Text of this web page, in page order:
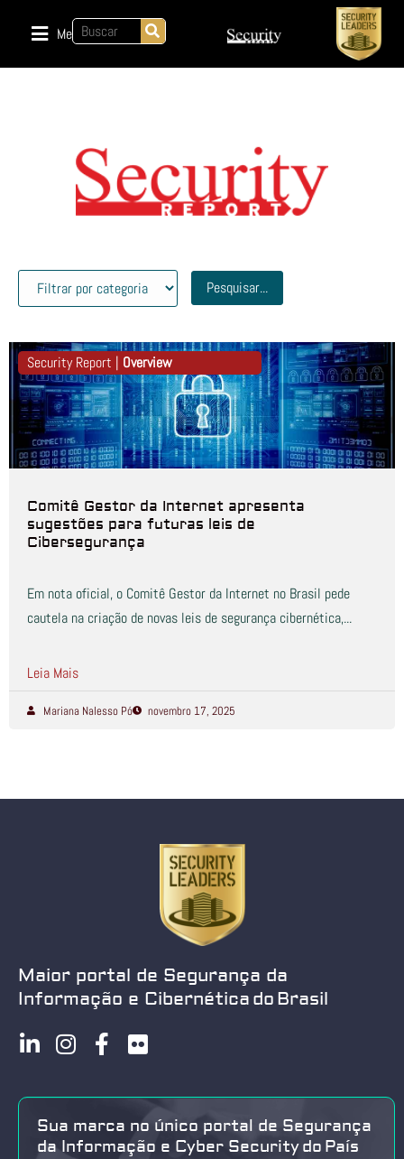
Menu
Pesquisar...
Security Report | Overview
Comitê Gestor da Internet apresenta
sugestões para futuras leis de
Cibersegurança
Em nota oficial, o Comitê Gestor da Internet no Brasil pede
cautela na criação de novas leis de segurança cibernética,...
Leia Mais
Mariana Nalesso Pó novembro 17, 2025
Maior portal de Segurança da
Informação e Cibernética do Brasil
Sua marca no único portal de Segurança
da Informação e Cyber Security do País